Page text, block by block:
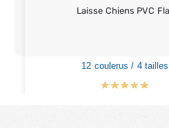
Laisse Chiens PVC
12 coulerus / 4 tailles